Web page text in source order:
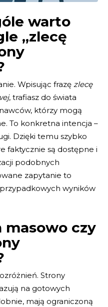
warto
„zlecę
Wpisując frazę zlecę
, trafiasz do świata
którzy mogą
To konkretna intencja –
Dzięki temu szybko
faktycznie są dostępne i
podobnych
zapytanie to
wyników
masowo czy
Strony
na gotowych
mają ograniczoną